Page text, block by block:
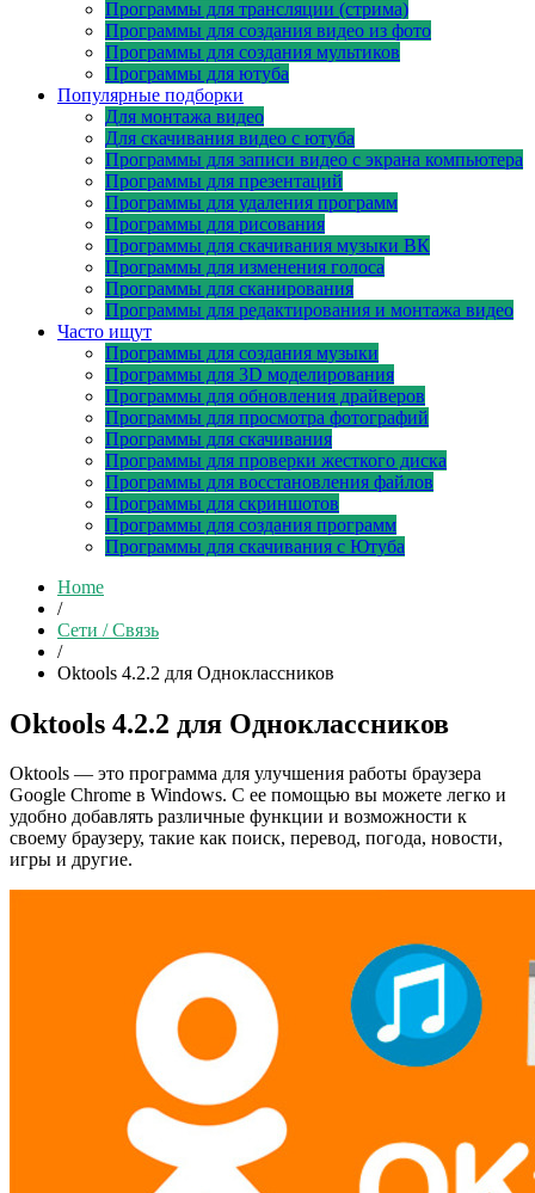
Программы для трансляции (стрима)
Программы для создания видео из фото
Программы для создания мультиков
Программы для ютуба
Популярные подборки
Для монтажа видео
Для скачивания видео с ютуба
Программы для записи видео с экрана компьютера
Программы для презентаций
Программы для удаления программ
Программы для рисования
Программы для скачивания музыки ВК
Программы для изменения голоса
Программы для сканирования
Программы для редактирования и монтажа видео
Часто ищут
Программы для создания музыки
Программы для 3D моделирования
Программы для обновления драйверов
Программы для просмотра фотографий
Программы для скачивания
Программы для проверки жесткого диска
Программы для восстановления файлов
Программы для скриншотов
Программы для создания программ
Программы для скачивания с Ютуба
Home
/
Сети / Связь
/
Oktools 4.2.2 для Одноклассников
Oktools 4.2.2 для Одноклассников
Oktools — это программа для улучшения работы браузера
Google Chrome в Windows. С ее помощью вы можете легко и
удобно добавлять различные функции и возможности к
своему браузеру, такие как поиск, перевод, погода, новости,
игры и другие.